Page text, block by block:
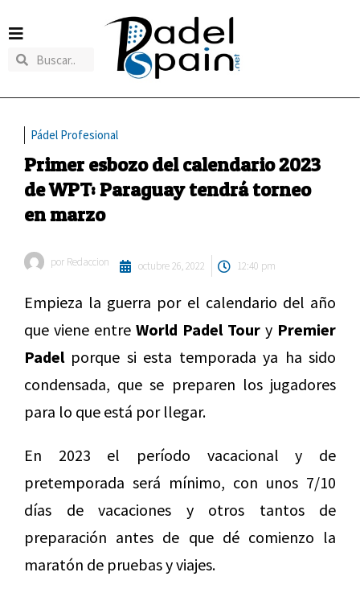
Pádel Profesional
Primer esbozo del calendario 2023
de WPT: Paraguay tendrá torneo
en marzo
por Redaccion octubre 26, 2022 12:40 pm
Empieza la guerra por el calendario del año
que viene entre World Padel Tour y Premier
Padelporque si esta temporada ya ha sido
condensada, que se preparen los jugadores
para lo que está por llegar.
En 2023 el período vacacional y de
pretemporada será mínimo, con unos 7/10
días de vacaciones y otros tantos de
preparación antes de que dé comienzo la
maratón de pruebas y viajes.